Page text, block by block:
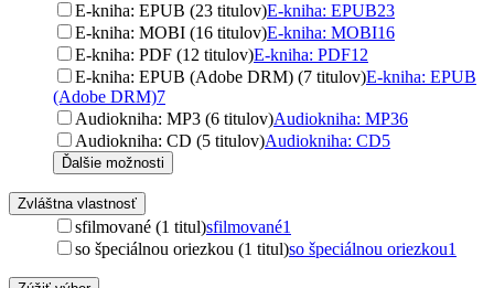
E-kniha: EPUB (23 titulov)E-kniha: EPUB23
E-kniha: MOBI (16 titulov)E-kniha: MOBI16
E-kniha: PDF (12 titulov)E-kniha: PDF12
E-kniha: EPUB (Adobe DRM) (7 titulov)E-kniha: EPUB
(Adobe DRM)7
Audiokniha: MP3 (6 titulov)Audiokniha: MP36
Audiokniha: CD (5 titulov)Audiokniha: CD5
Ďalšie možnosti
Zvláštna vlastnosť
sfilmované (1 titul)sfilmované1
so špeciálnou oriezkou (1 titul)so špeciálnou oriezkou1